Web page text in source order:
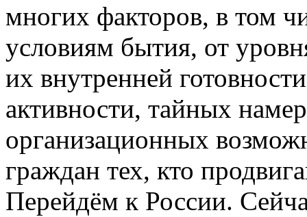
многих факторов, в том
условиям бытия, от
их внутренней
активности, тайных
организационных
граждан тех, кто
Перейдём к России.